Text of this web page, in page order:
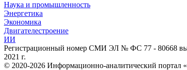
Наука и промышленность
Энергетика
Экономика
Двигателестроение
ИИ
Регистрационный номер СМИ ЭЛ № ФС 77 - 80668
2021 г.
© 2020-2026 Информационно-аналитический